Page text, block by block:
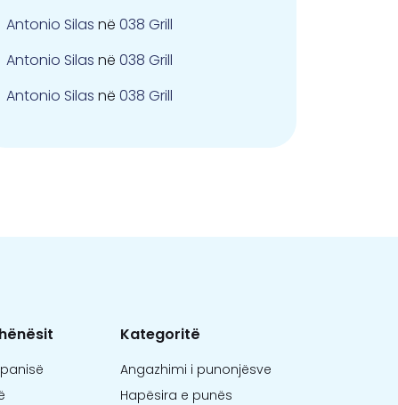
Antonio Silas në 038 Grill
Antonio Silas në 038 Grill
Antonio Silas në 038 Grill
Kategoritë
Angazhimi i punonjësve
Hapësira e punës